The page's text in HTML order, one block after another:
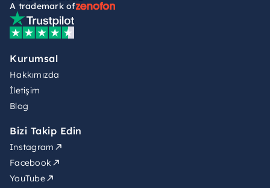
A trademark of
Kurumsal
Hakkımızda
İletişim
Blog
Bizi Takip Edin
Instagram
Facebook
YouTube